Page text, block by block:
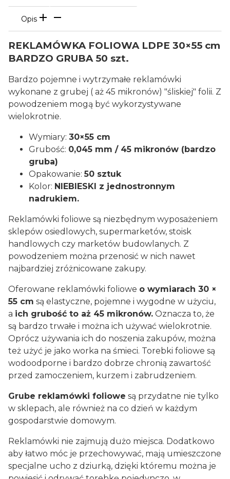
Opis
REKLAMÓWKA FOLIOWA LDPE 30×55 cm
BARDZO GRUBA 50 szt.
Bardzo pojemne i wytrzymałe reklamówki
wykonane z grubej ( aż 45 mikronów) "śliskiej" folii. Z
powodzeniem mogą być wykorzystywane
wielokrotnie.
Wymiary: 30×55 cm
Grubość: 0,045 mm / 45 mikronów (bardzo
gruba)
Opakowanie:50 sztuk
Kolor: NIEBIESKI z jednostronnym
nadrukiem.
Reklamówki foliowe są niezbędnym wyposażeniem
sklepów osiedlowych, supermarketów, stoisk
handlowych czy marketów budowlanych. Z
powodzeniem można przenosić w nich nawet
najbardziej zróżnicowane zakupy.
Oferowane reklamówki foliowe o wymiarach 30 ×
55 cm są elastyczne, pojemne i wygodne w użyciu,
a ich grubość to aż 45 mikronów. Oznacza to, że
są bardzo trwałe i można ich używać wielokrotnie.
Oprócz używania ich do noszenia zakupów, można
też użyć je jako worka na śmieci. Torebki foliowe są
wodoodporne i bardzo dobrze chronią zawartość
przed zamoczeniem, kurzem i zabrudzeniem.
Grube reklamówki foliowe są przydatne nie tylko
w sklepach, ale również na co dzień w każdym
gospodarstwie domowym.
Reklamówki nie zajmują dużo miejsca. Dodatkowo
aby łatwo móc je przechowywać, mają umieszczone
specjalne ucho z dziurką, dzięki któremu można je